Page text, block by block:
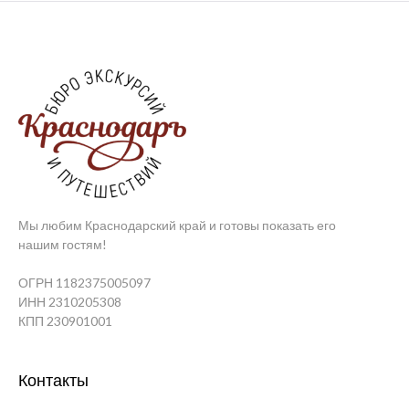
Мы любим Краснодарский край и готовы показать его
нашим гостям!
ОГРН 1182375005097
ИНН 2310205308
КПП 230901001
Контакты